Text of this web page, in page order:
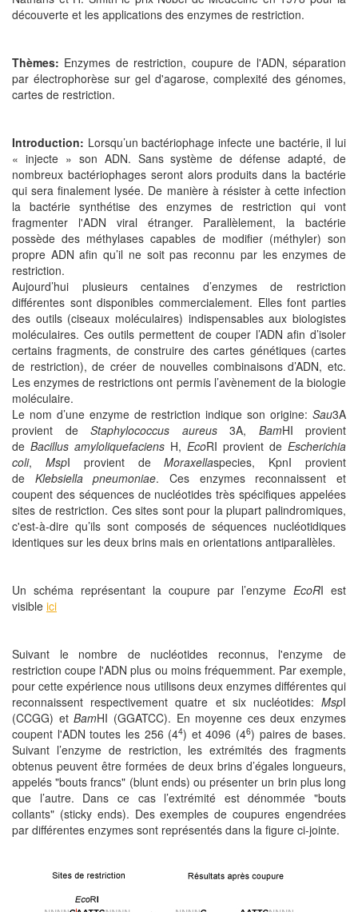
découverte et les applications des enzymes de restriction.
Thèmes: Enzymes de restriction, coupure de l'ADN, séparation
par électrophorèse sur gel d'agarose, complexité des génomes,
cartes de restriction.
Introduction: Lorsqu’un bactériophage infecte une bactérie, il lui
« injecte » son ADN. Sans système de défense adapté, de
nombreux bactériophages seront alors produits dans la bactérie
qui sera finalement lysée. De manière à résister à cette infection
la bactérie synthétise des enzymes de restriction qui vont
fragmenter l'ADN viral étranger. Parallèlement, la bactérie
possède des méthylases capables de modifier (méthyler) son
propre ADN afin qu’il ne soit pas reconnu par les enzymes de
restriction.
Aujourd’hui plusieurs centaines d’enzymes de restriction
différentes sont disponibles commercialement. Elles font parties
des outils (ciseaux moléculaires) indispensables aux biologistes
moléculaires. Ces outils permettent de couper l’ADN afin d’isoler
certains fragments, de construire des cartes génétiques (cartes
de restriction), de créer de nouvelles combinaisons d’ADN, etc.
Les enzymes de restrictions ont permis l’avènement de la biologie
moléculaire.
Le nom d’une enzyme de restriction indique son origine: Sau3A
provient de Staphylococcus aureus3A, BamHI provient
de Bacillus amyloliquefaciens H, EcoRI provient de Escherichia
coli, MspI provient deMoraxellaspecies, KpnI provient
de Klebsiella pneumoniae. Ces enzymes reconnaissent et
coupent des séquences de nucléotides très spécifiques appelées
sites de restriction. Ces sites sont pour la plupart palindromiques,
c'est-à-dire qu’ils sont composés de séquences nucléotidiques
identiques sur les deux brins mais en orientations antiparallèles.
Un schéma représentant la coupure par l’enzyme EcoRI est
visible ici
Suivant le nombre de nucléotides reconnus, l'enzyme de
restriction coupe l'ADN plus ou moins fréquemment. Par exemple,
pour cette expérience nous utilisons deux enzymes différentes qui
reconnaissent respectivement quatre et six nucléotides: MspI
(CCGG) etBamHI (GGATCC). En moyenne ces deux enzymes
coupent l'ADN toutes les 256 (44) et 4096 (46) paires de bases.
Suivant l’enzyme de restriction, les extrémités des fragments
obtenus peuvent être formées de deux brins d’égales longueurs,
appelés "bouts francs" (blunt ends) ou présenter un brin plus long
que l’autre. Dans ce cas l’extrémité est dénommée "bouts
collants" (sticky ends). Des exemples de coupures engendrées
par différentes enzymes sont représentés dans la figure ci-jointe.